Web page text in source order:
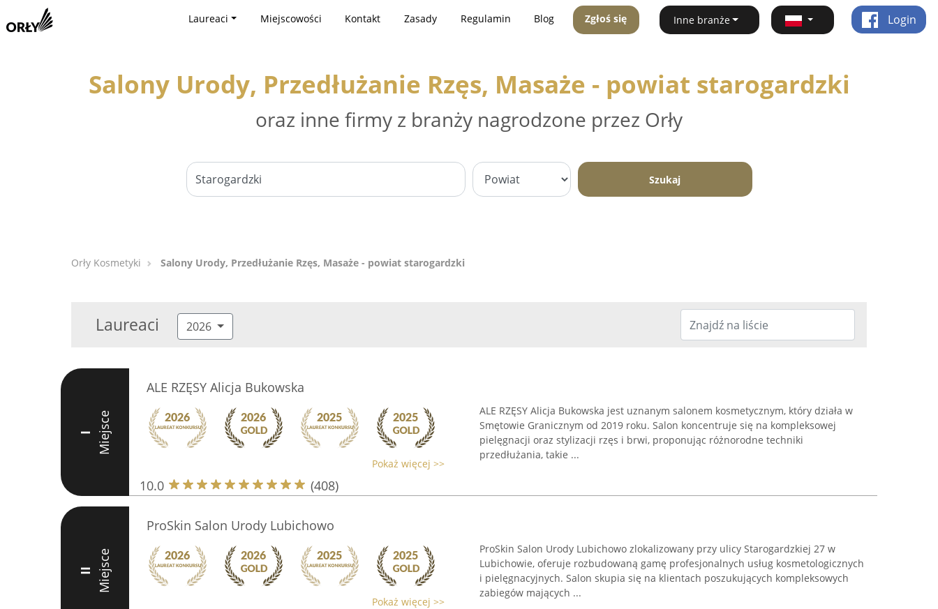
Laureaci Miejscowości Kontakt Zasady Regulamin Blog Zgłoś się Inne branże Login
Salony Urody, Przedłużanie Rzęs, Masaże - powiat starogardzki
oraz inne firmy z branży nagrodzone przez Orły
Szukaj
Orły Kosmetyki Salony Urody, Przedłużanie Rzęs, Masaże - powiat starogardzki
Laureaci 2026
I Miejsce
ALE RZĘSY Alicja Bukowska
Pokaż więcej >>
10.0 (408)
ALE RZĘSY Alicja Bukowska jest uznanym salonem kosmetycznym, który działa w
Smętowie Granicznym od 2019 roku. Salon koncentruje się na kompleksowej
pielęgnacji oraz stylizacji rzęs i brwi, proponując różnorodne techniki
przedłużania, takie ...
II Miejsce
ProSkin Salon Urody Lubichowo
Pokaż więcej >>
ProSkin Salon Urody Lubichowo zlokalizowany przy ulicy Starogardzkiej 27 w
Lubichowie, oferuje rozbudowaną gamę profesjonalnych usług kosmetologicznych
i pielęgnacyjnych. Salon skupia się na klientach poszukujących kompleksowych
zabiegów mających ...